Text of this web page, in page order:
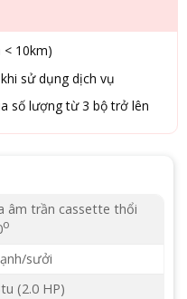
< 10km)
sử dụng dịch vụ
số lượng từ 3 bộ trở lên
âm trần cassette thổi
o
sưởi
(2.0 HP)